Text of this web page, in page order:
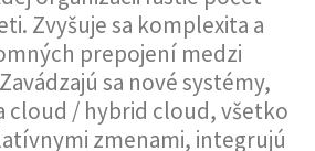
Zvyšuje sa komplexita a
prepojení medzi
sa nové systémy,
cloud / hybrid cloud, všetko
zmenami, integrujú